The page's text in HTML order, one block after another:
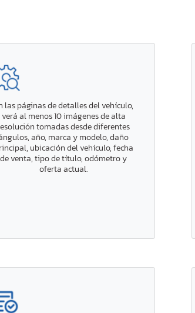
las páginas de detalles del vehículo,
verá al menos 10 imágenes de alta
tomadas desde diferentes
año, marca y modelo, daño
ubicación del vehículo, fecha
de venta, tipo de título, odómetro y
oferta actual.